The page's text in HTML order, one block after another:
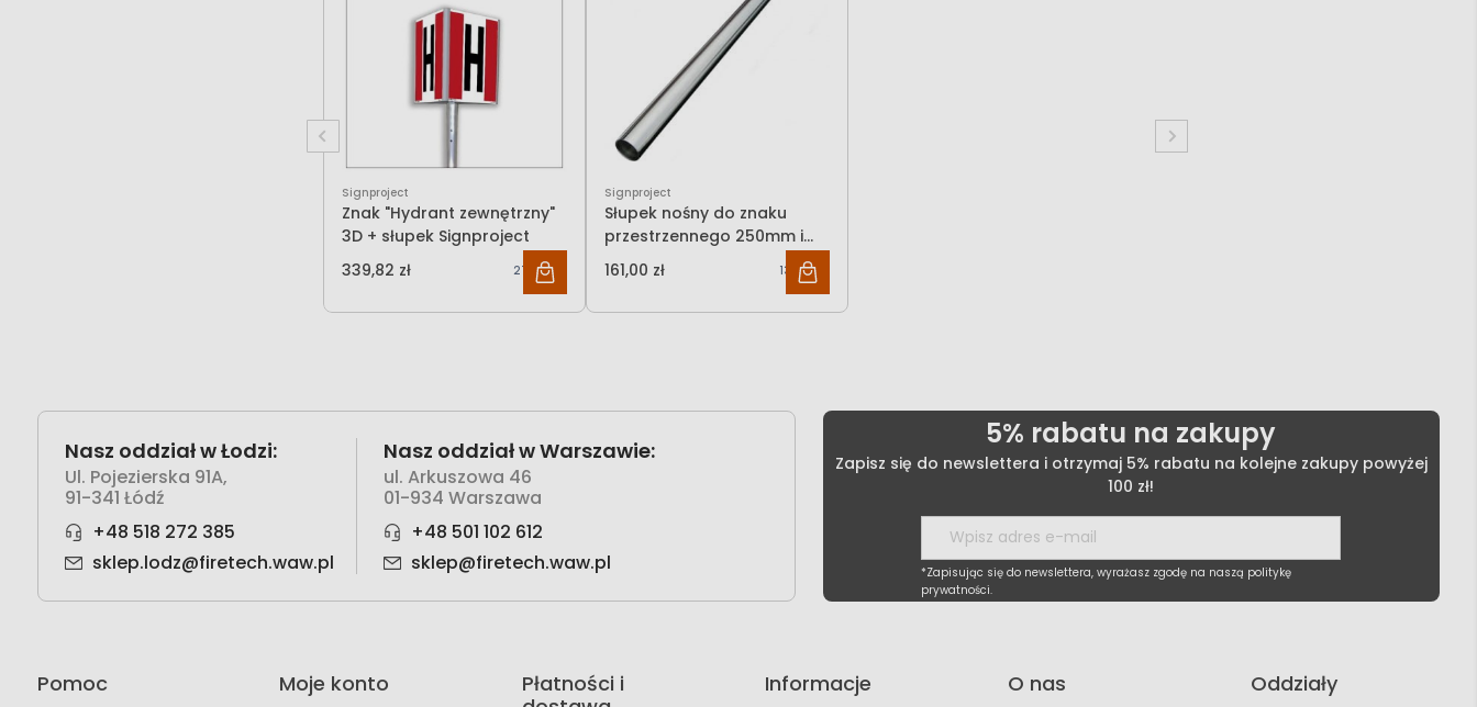
Signproject
Znak "Hydrant zewnętrzny"
3D + słupek Signproject
339,82 zł
276,28 zł
Signproject
Słupek nośny do znaku
przestrzennego 250mm i
350 mm (dł. 2m)
Signproject
161,00 zł 130,89 zł
Nasz oddział w Łodzi:
Ul. Pojezierska 91A,
91-341 Łódź
+48 518 272 385
sklep.lodz@firetech.waw.pl
Nasz oddział w Warszawie:
ul. Arkuszowa 46
01-934 Warszawa
+48 501 102 612
sklep@firetech.waw.pl
5% rabatu na zakupy
Zapisz się do newslettera i otrzymaj 5% rabatu na kolejne zakupy powyżej
100 zł!
*Zapisując się do newslettera, wyrażasz zgodę na naszą politykę
prywatności.
Pomoc Moje konto
Płatności i
Informacje O nas Oddziały